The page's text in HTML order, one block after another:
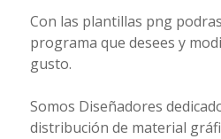
Con las plantillas png
programa que desees y
gusto.
Somos Diseñadores
distribución de material